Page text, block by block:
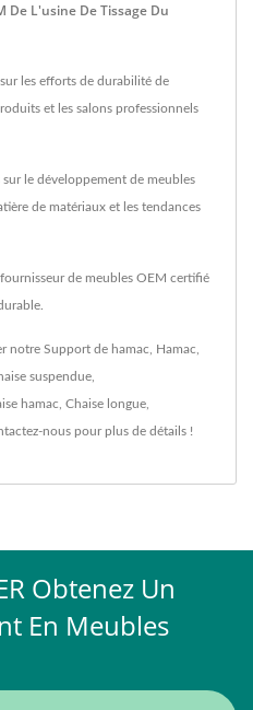
De L'usine De Tissage Du
les efforts de durabilité de
et les salons professionnels
le développement de meubles
de matériaux et les tendances
de meubles OEM certifié
notre Support de hamac, Hamac,
suspendue,
hamac, Chaise longue,
nous pour plus de détails !
Obtenez Un
En Meubles